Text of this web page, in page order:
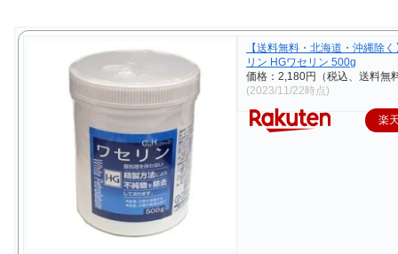
【送料無料・北海道・沖縄除
リン HGワセリン 500g
価格：2,180円（税込、送料無
(2023/11/22時点)
楽